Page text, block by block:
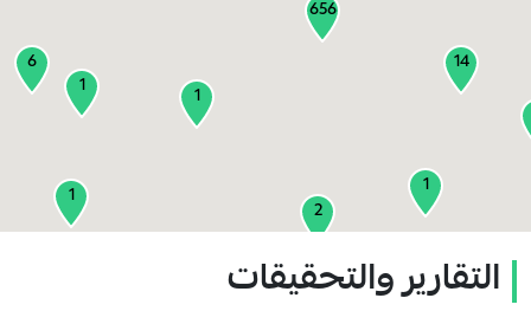
14
2
656
6
1
1 1
1
1
التقارير والتحقيقات